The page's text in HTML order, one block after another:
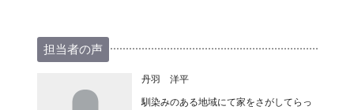
担当者の声
丹羽 洋平
馴染みのある地域にて家をさがしてらっ